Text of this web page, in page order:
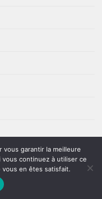
vous garantir la meilleure
continuez à utiliser ce
en êtes satisfait.